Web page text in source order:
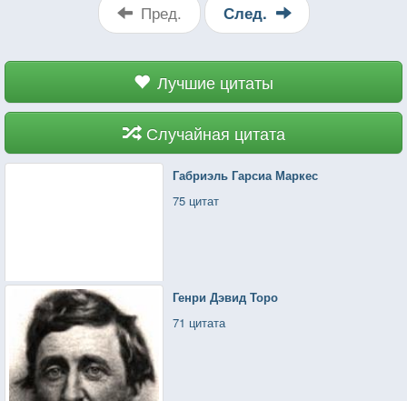
Пред. След.
Лучшие цитаты
Случайная цитата
Габриэль Гарсиа Маркес
75 цитат
Генри Дэвид Торо
71 цитата